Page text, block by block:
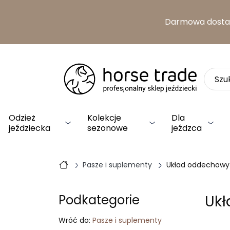
Darmowa
Odzież
jeździecka
Kolekcje
sezonowe
Dla
jeźdzca
Pasze i suplementy Układ oddechowy
Podkategorie
Wróć do: Pasze i suplementy